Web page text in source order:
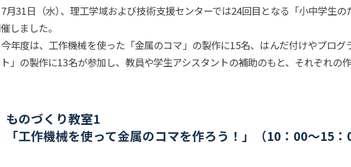
月31日（水） 、理工学域および技術支援センターでは24回目となる「小中学生
しました。
年度は、工作機械を使った「金属のコマ」の製作に15名、はんだ付けやプログ
」の製作に13名が参加し、教員や学生アシスタントの補助のもと、それぞれの
ものづくり教室1
「工作機械を使って金属のコマを作ろう！」 （10： 00～15：